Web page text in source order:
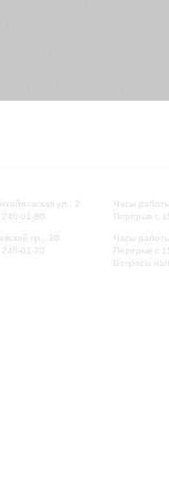
ул., 2
01-80
пр., 30
01-70
Часы
Перерыв с
Часы
Перерыв с
Вопросы